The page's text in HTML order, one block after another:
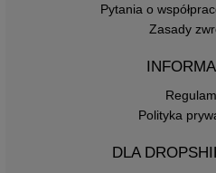
Pytania o
Zasady
Polityka
DLA